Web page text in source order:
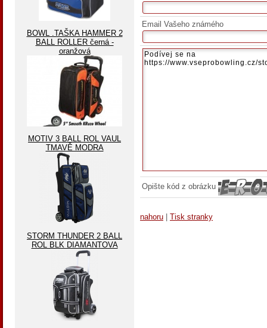
Email Vašeho známého
Opište kód z obrázku
nahoru Tisk stranky
BOWL .TAŠKA HAMMER 2
BALL ROLLER černá -
oranžová
MOTIV 3 BALL ROL VAUL
TMAVĚ MODRA
STORM THUNDER 2 BALL
ROL BLK DIAMANTOVA